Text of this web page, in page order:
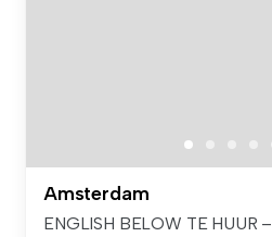
Amsterdam
ENGLISH BELOW TE HUUR –